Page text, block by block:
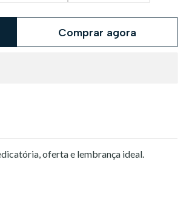
Comprar agora
oferta e lembrança ideal.